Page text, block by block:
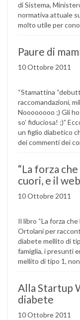
di Sistema,
normativa attuale
molto utile per
Paure di
10 Ottobre 2011
“Stamattina
raccomandazioni,
Noooooooo ;) Gli
so’ fiduciosa! ;)”
un figlio diabetico
dei commenti dei
“La forza
cuori, e il
10 Ottobre 2011
Il libro “La forza
Ortolani per
diabete mellito di
famiglia, i presunti
mellito di tipo 1,
Alla Startup
diabete
10 Ottobre 2011